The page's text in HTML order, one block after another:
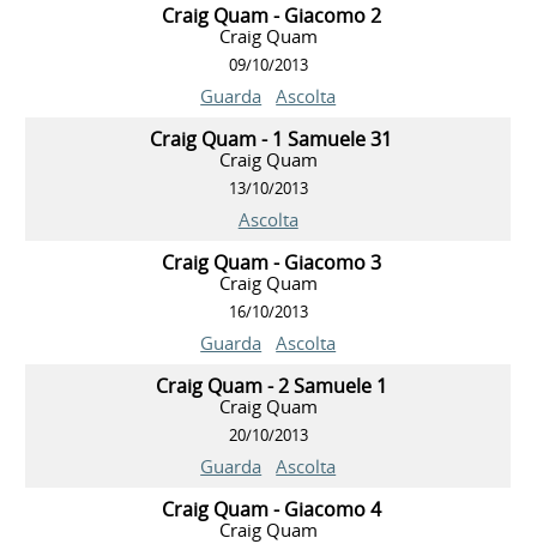
Craig Quam - Giacomo 2
Craig Quam
09/10/2013
Guarda Ascolta
Craig Quam - 1 Samuele 31
Craig Quam
13/10/2013
Ascolta
Craig Quam - Giacomo 3
Craig Quam
16/10/2013
Guarda Ascolta
Craig Quam - 2 Samuele 1
Craig Quam
20/10/2013
Guarda Ascolta
Craig Quam - Giacomo 4
Craig Quam